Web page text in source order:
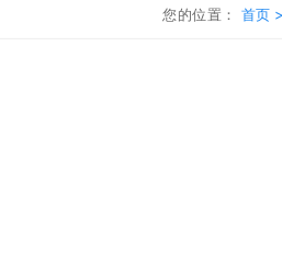
您的位置： 首页